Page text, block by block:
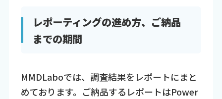
レポーティングの進め方、ご納品
までの期間
MMDLaboでは、調査結果をレポートにまと
めております。ご納品するレポートはPower